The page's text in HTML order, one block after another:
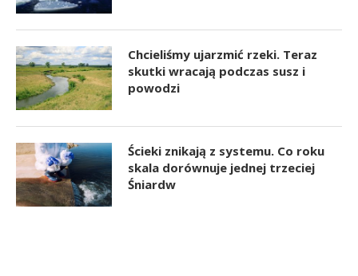
Chcieliśmy ujarzmić rzeki. Teraz
skutki wracają podczas susz i
powodzi
Ścieki znikają z systemu. Co roku
skala dorównuje jednej trzeciej
Śniardw